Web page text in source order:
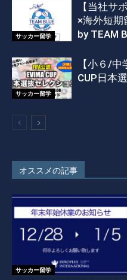
サッカー留学
【当社サ
×海外短
by TEAM
サッカー留学
【小６/
CUP日本
オススメの記事
サッカー留学